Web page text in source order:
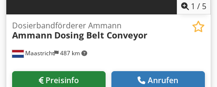
1 / 5
Maastricht 487 km
Dosierbandförderer Ammann
Ammann Dosing Belt Conveyor
Preisinfo Anrufen